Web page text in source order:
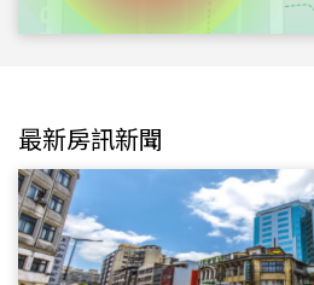
最新房訊新聞